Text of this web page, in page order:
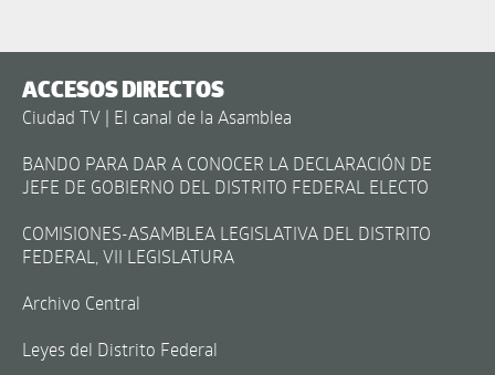
ACCESOS DIRECTOS
Ciudad TV | El canal de la Asamblea
BANDO PARA DAR A CONOCER LA DECLARACIÓN DE
JEFE DE GOBIERNO DEL DISTRITO FEDERAL ELECTO
COMISIONES-ASAMBLEA LEGISLATIVA DEL DISTRITO
FEDERAL, VII LEGISLATURA
Archivo Central
Leyes del Distrito Federal